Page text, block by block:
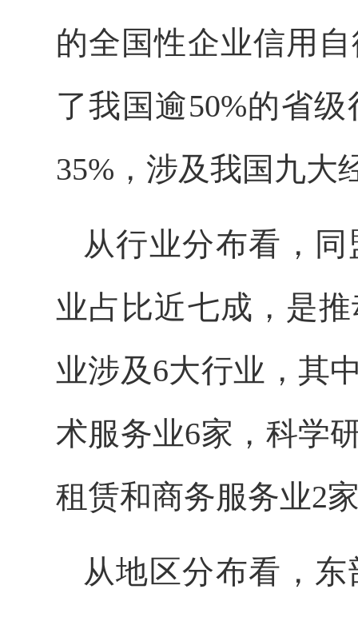
的全国性企业信用
了我国逾50%的省
35%，涉及我国九大
从行业分布看，
业占比近七成，是
业涉及6大行业，其
术服务业6家，科学
租赁和商务服务业2
从地区分布看，